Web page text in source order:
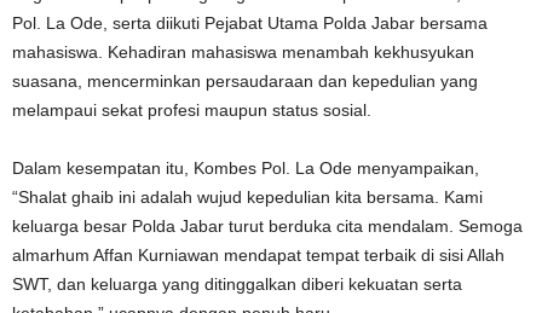
Pol. La Ode, serta diikuti Pejabat Utama Polda Jabar bersama
mahasiswa. Kehadiran mahasiswa menambah kekhusyukan
suasana, mencerminkan persaudaraan dan kepedulian yang
melampaui sekat profesi maupun status sosial.
Dalam kesempatan itu, Kombes Pol. La Ode menyampaikan,
“Shalat ghaib ini adalah wujud kepedulian kita bersama. Kami
keluarga besar Polda Jabar turut berduka cita mendalam. Semoga
almarhum Affan Kurniawan mendapat tempat terbaik di sisi Allah
SWT, dan keluarga yang ditinggalkan diberi kekuatan serta